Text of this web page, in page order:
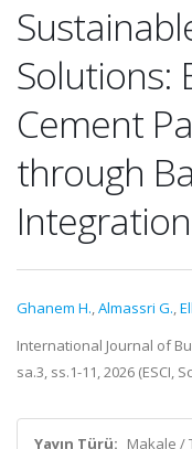
Solutions:
Cement
through
Integration
Ghanem H.,Almassri G.,
International Journal of
sa.3, ss.1-11, 2026 (ESCI,
Yayın Türü: Makale /